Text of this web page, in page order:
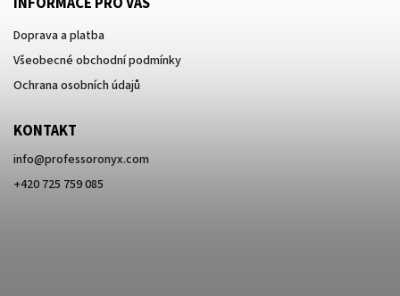
Doprava a platba
Všeobecné obchodní podmínky
Ochrana osobních údajů
KONTAKT
info@professoronyx.com
+420 725 759 085